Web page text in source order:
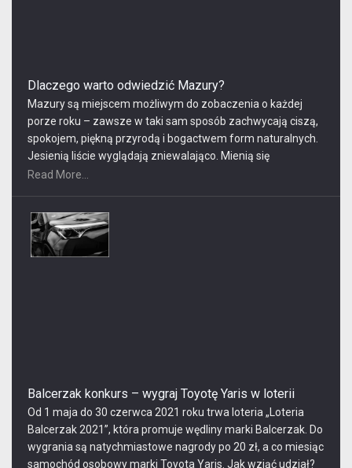
Dlaczego warto odwiedzić Mazury?
Mazury są miejscem możliwym do zobaczenia o każdej
porze roku – zawsze w taki sam sposób zachwycają ciszą,
spokojem, piękną przyrodą i bogactwem form naturalnych.
Jesienią liście wyglądają zniewalająco. Mienią się
wszystkimi kolorami, które odbijają się w taflach jeziora.
do lasu, aby obserwować budzącą się do życia przyrodą.
Mazury są także doskonałym miejscem na zorganizowanie
rodzinnej wycieczki z dziećmi. Znajdziemy tutaj dużą ilość
Read More...
Balcerzak konkurs – wygraj Toyotę Yaris w loterii
Od 1 maja do 30 czerwca 2021 roku trwa loteria „Loteria
Balcerzak 2021”, która promuje wędliny marki Balcerzak. Do
wygrania są natychmiastowe nagrody po 20 zł, a co miesiąc
samochód osobowy marki Toyota Yaris. Jak wziąć udział?